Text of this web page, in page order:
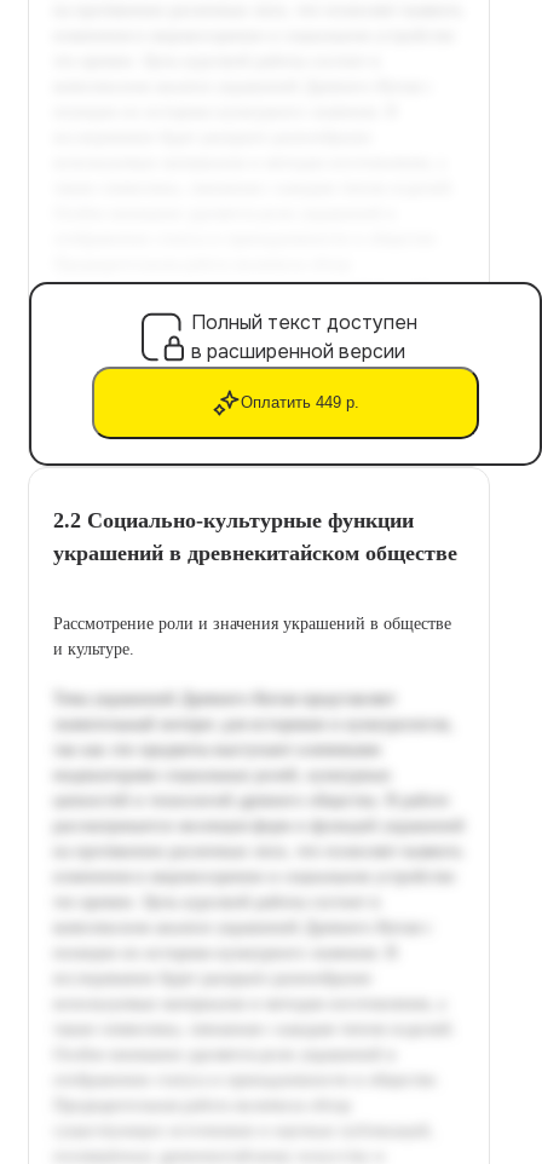
Полный текст доступен
в расширенной версии
Оплатить 449 р.
2.2 Социально-культурные функции
украшений в древнекитайском обществе
Рассмотрение роли и значения украшений в обществе
и культуре.